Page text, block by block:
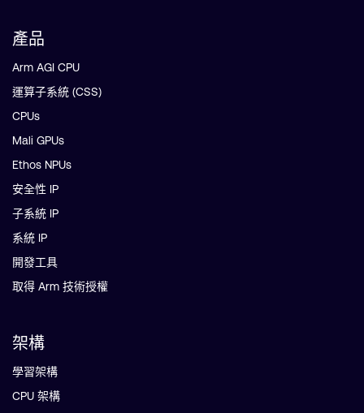
產品
Arm AGI CPU
運算子系統 (CSS)
CPUs
Mali GPUs
Ethos NPUs
安全性 IP
子系統 IP
系統 IP
開發工具
取得 Arm 技術授權
架構
學習架構
CPU 架構